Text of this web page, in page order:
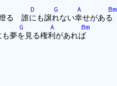
D G A
Bm
る 誰にも譲れない幸せがある
G A
Bm
夢を見る権利があれば